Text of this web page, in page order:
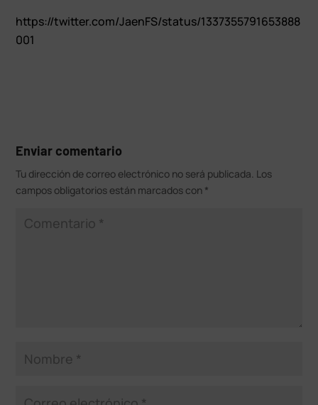
https://twitter.com/JaenFS/status/1337355791653888
001
Enviar comentario
Tu dirección de correo electrónico no será publicada. Los
campos obligatorios están marcados con *